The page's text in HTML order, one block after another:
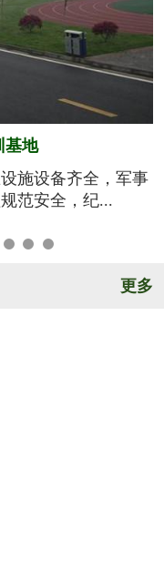
保障
切！从孩子训练期
控，由生活...
更多